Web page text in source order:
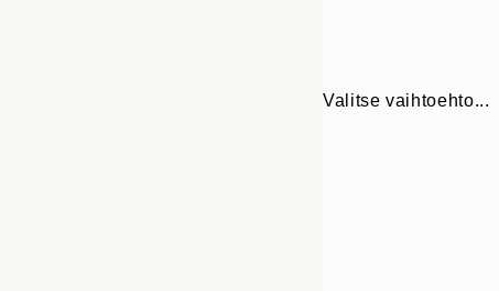
Valitse vaihtoehto...